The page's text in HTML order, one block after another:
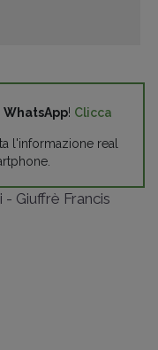
WhatsApp! Clicca
l'informazione real
Giuffrè Francis